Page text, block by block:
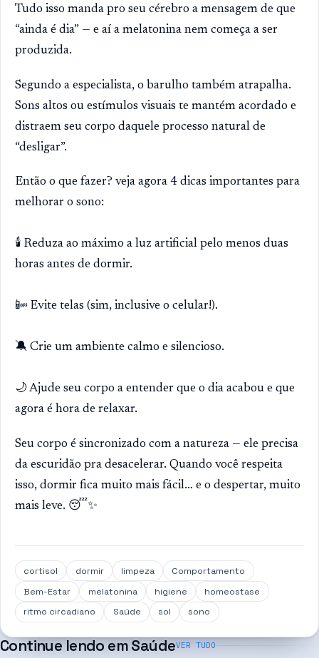
Tudo isso manda pro seu cérebro a mensagem de que
“ainda é dia” — e aí a melatonina nem começa a ser
produzida.
Segundo a especialista, o barulho também atrapalha.
Sons altos ou estímulos visuais te mantém acordado e
distraem seu corpo daquele processo natural de
“desligar”.
Então o que fazer? veja agora 4 dicas importantes para
melhorar o sono:
🕯️ Reduza ao máximo a luz artificial pelo menos duas
horas antes de dormir.
📴 Evite telas (sim, inclusive o celular!).
🔕 Crie um ambiente calmo e silencioso.
🌙 Ajude seu corpo a entender que o dia acabou e que
agora é hora de relaxar.
Seu corpo é sincronizado com a natureza — ele precisa
da escuridão pra desacelerar. Quando você respeita
isso, dormir fica muito mais fácil… e o despertar, muito
mais leve. 😴✨
cortisol dormir limpeza
Comportamento
Bem-Estar
melatonina higiene
homeostase
ritmo circadiano
Saúde sol sono
Continue lendo emSaúdeVER TUDO